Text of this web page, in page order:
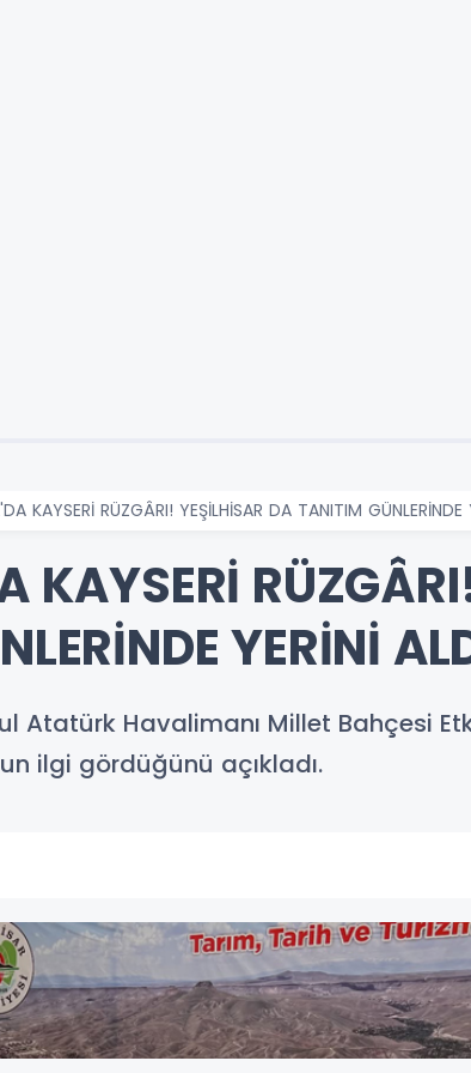
KAYSERİ RÜZGÂRI! YEŞİLHİSAR DA TANITIM GÜNLERİNDE
KAYSERİ
YERİNİ
Atatürk Havalimanı Millet Bahçesi
ilgi gördüğünü açıkladı.